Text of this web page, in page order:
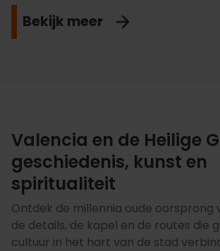
Bekijk meer
Valencia en de Heilige
geschiedenis, kunst en
spiritualiteit
Ontdek de millennia oude oorsprong
de details, de kapel en de routes die
cultuur in het hart van de stad